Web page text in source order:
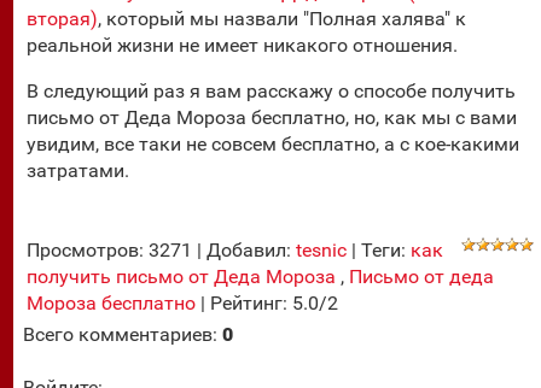
вторая), который мы назвали "Полная халява" к
реальной жизни не имеет никакого отношения.
В следующий раз я вам расскажу о способе получить
письмо от Деда Мороза бесплатно, но, как мы с вами
увидим, все таки не совсем бесплатно, а с кое-какими
затратами.
Просмотров: 3271 |Добавил: tesnic |Теги: как
получить письмо от Деда Мороза , Письмо от деда
Мороза бесплатно | Рейтинг: 5.0/2
Всего комментариев:0